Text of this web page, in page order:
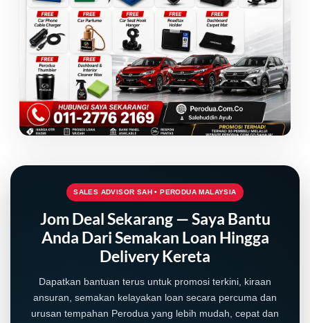
SALES ADVISOR SAH • PERODUA MALAYSIA
Jom Deal Sekarang — Saya Bantu
Anda Dari Semakan Loan Hingga
Delivery Kereta
Dapatkan bantuan terus untuk promosi terkini, kiraan
ansuran, semakan kelayakan loan secara percuma dan
urusan tempahan Perodua yang lebih mudah, cepat dan